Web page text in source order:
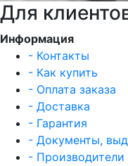
Для
Информация
- Контакты
- Как купить
- Оплата заказа
- Доставка
- Гарантия
- Документы,
- Производители